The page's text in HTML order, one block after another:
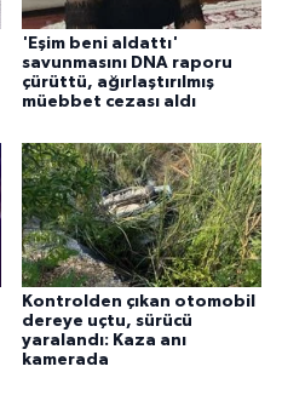
'Eşim beni aldattı'
savunmasını DNA raporu
çürüttü, ağırlaştırılmış
müebbet cezası aldı
Kontrolden çıkan otomobil
dereye uçtu, sürücü
yaralandı: Kaza anı
kamerada